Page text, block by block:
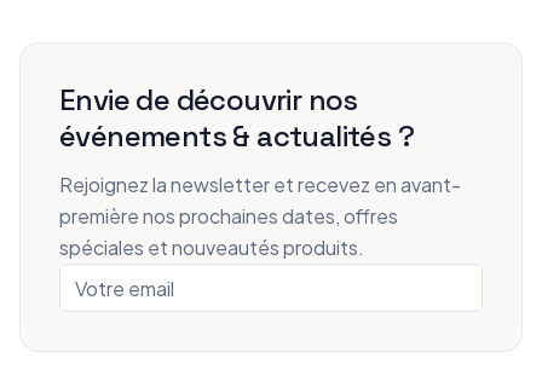
Envie de découvrir nos
événements & actualités ?
Rejoignez la newsletter et recevez en avant-
première nos prochaines dates, offres
spéciales et nouveautés produits.